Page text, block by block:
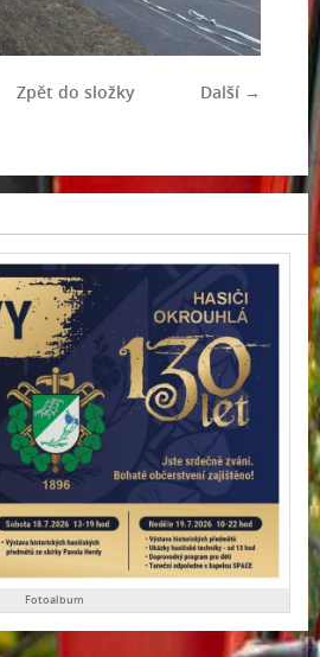
Další →
Zpět do složky
Fotoalbum